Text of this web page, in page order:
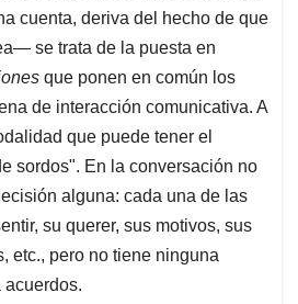
cuenta, deriva del hecho de que
se trata de la puesta en
que ponen en común los
de interacción comunicativa. A
que puede tener el
sordos". En la conversación no
alguna: cada una de las
su querer, sus motivos, sus
etc., pero no tiene ninguna
acuerdos.